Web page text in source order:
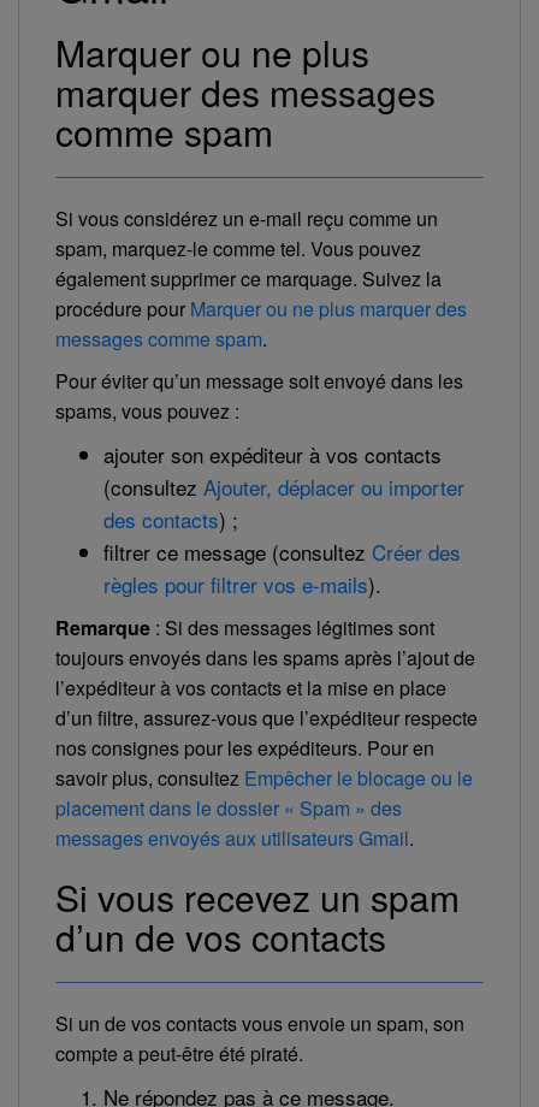
Marquer ou ne plus
marquer des messages
comme spam
Si vous considérez un e-mail reçu comme un
spam, marquez-le comme tel. Vous pouvez
également supprimer ce marquage. Suivez la
procédure pour Marquer ou ne plus marquer des
messages comme spam.
Pour éviter qu’un message soit envoyé dans les
spams, vous pouvez :
ajouter son expéditeur à vos contacts
(consultez Ajouter, déplacer ou importer
des contacts) ;
filtrer ce message (consultez Créer des
règles pour filtrer vos e-mails).
Remarque : Si des messages légitimes sont
toujours envoyés dans les spams après l’ajout de
l’expéditeur à vos contacts et la mise en place
d’un filtre, assurez-vous que l’expéditeur respecte
nos consignes pour les expéditeurs. Pour en
savoir plus, consultez Empêcher le blocage ou le
placement dans le dossier « Spam » des
messages envoyés aux utilisateurs Gmail.
Si vous recevez un spam
d’un de vos contacts
Si un de vos contacts vous envoie un spam, son
compte a peut-être été piraté.
Ne répondez pas à ce message.